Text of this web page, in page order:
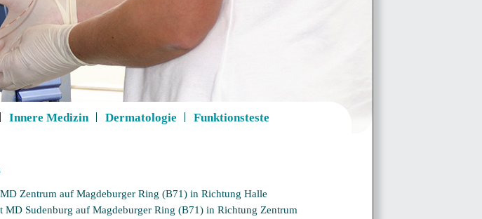
Innere Medizin Dermatologie Funktionsteste
Zentrum auf Magdeburger Ring (B71) in Richtung Halle
MD Sudenburg auf Magdeburger Ring (B71) in Richtung Zentrum